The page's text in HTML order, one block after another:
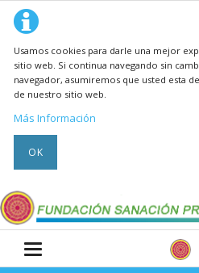
Usamos cookies para darle una mejor
sitio web. Si continua navegando sin
navegador, asumiremos que usted esta
de nuestro sitio web.
Más Información
OK